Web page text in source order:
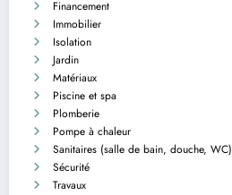
Financement
Immobilier
Isolation
Jardin
Matériaux
Piscine et spa
Plomberie
Pompe à chaleur
Sanitaires (salle de bain, douche, WC)
Sécurité
Travaux